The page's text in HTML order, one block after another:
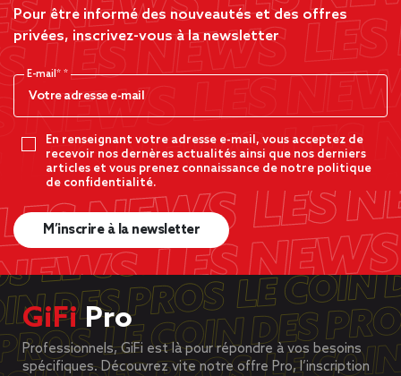
Pour être informé des nouveautés et des offres
privées, inscrivez-vous à la newsletter
E-mail*
En renseignant votre adresse e-mail, vous acceptez de
recevoir nos dernères actualités ainsi que nos derniers
articles et vous prenez connaissance de notre politique
de confidentialité.
M’inscrire à la newsletter
GiFiPro
Professionnels, GiFi est là pour répondre à vos besoins
spécifiques. Découvrez vite notre offre Pro, l’inscription